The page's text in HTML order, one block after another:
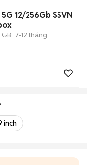
12/256Gb SSVN
7-12 tháng
inch